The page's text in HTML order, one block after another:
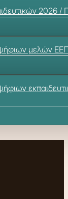
2026 /
μελών ΕΕΠ-